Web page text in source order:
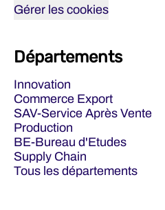
Gérer les cookies
Départements
Innovation
Commerce Export
SAV-Service Après Vente
Production
BE-Bureau d'Etudes
Supply Chain
Tous les départements